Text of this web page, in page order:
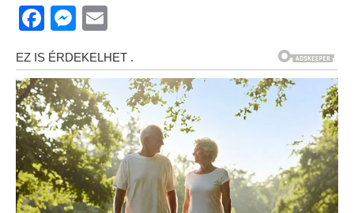
F
a
c
e
b
o
o
k
M
ss
e
n
g
e
r
ai
l